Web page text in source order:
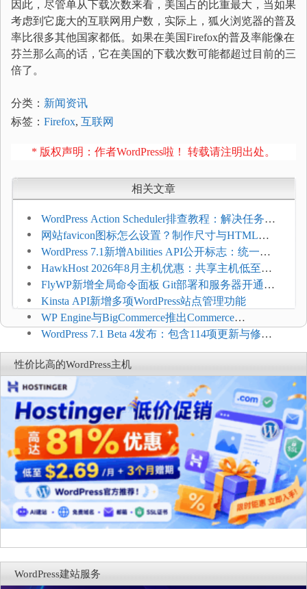
因此，尽管单从下载次数来看，美国占的比重最大，当如果
考虑到它庞大的互联网用户数，实际上，狐火浏览器的普及
率比很多其他国家都低。如果在美国Firefox的普及率能像在
芬兰那么高的话，它在美国的下载次数可能都超过目前的三
倍了。
分类： 新闻资讯
标签： Firefox, 互联网
* 版权声明：作者WordPress啦！ 转载请注明出处。
相关文章
WordPress Action Scheduler排查教程：解决任务积
压和订单延迟
网站favicon图标怎么设置？制作尺寸与HTML添
加方法
WordPress 7.1新增Abilities API公开标志：统一支
持REST API、MCP与AI代理
HawkHost 2026年8月主机优惠：共享主机低至
$2.61/月，高性能主机同步折扣
FlyWP新增全局命令面板 Git部署和服务器开通更
方便
Kinsta API新增多项WordPress站点管理功能
WP Engine与BigCommerce推出Commerce
Connect：WordPress商店可保留前台体验并扩展电
商能力
WordPress 7.1 Beta 4发布：包含114项更新与修
复，仅建议在测试环境体验
性价比高的WordPress主机
WordPress建站服务